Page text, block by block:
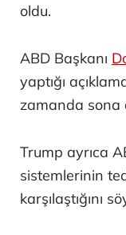
oldu.
ABD Başkanı
yaptığı
zamanda sona
Trump ayrıca
sistemlerinin
karşılaştığını